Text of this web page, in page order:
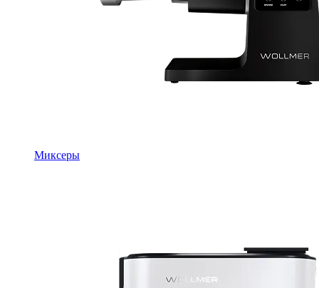
Миксеры